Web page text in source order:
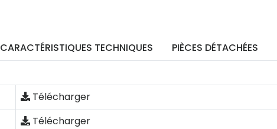
CARACTÉRISTIQUES TECHNIQUES PIÈCES DÉTACHÉES
Télécharger
Télécharger